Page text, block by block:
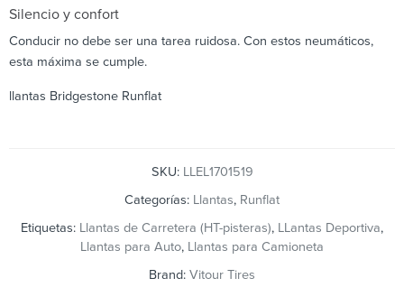
Silencio y confort
Conducir no debe ser una tarea ruidosa. Con estos neumáticos,
esta máxima se cumple.
llantas Bridgestone Runflat
SKU: LLEL1701519
Categorías: Llantas, Runflat
Etiquetas: Llantas de Carretera (HT-pisteras), LLantas Deportiva,
Llantas para Auto, Llantas para Camioneta
Brand: Vitour Tires